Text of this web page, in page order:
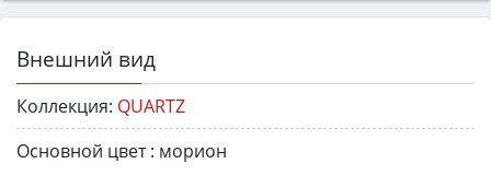
Внешний вид
Коллекция: QUARTZ
Основной цвет : морион